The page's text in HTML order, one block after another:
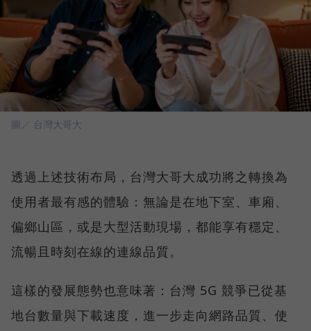
圖／ 台灣大哥大
透過上述技術布局，台灣大哥大成功將之轉換為
使用者最有感的體驗：無論是在地下室、車廂、
偏鄉山區，或是大型活動現場，都能享有穩定、
流暢且時刻在線的連線品質。
這樣的發展態勢也意味著：台灣 5G 競爭已從基
地台數量與下載速度，進一步走向網路品質、使